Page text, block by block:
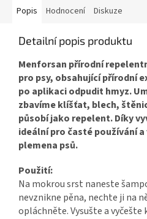
Popis Hodnocení Diskuze
Detailní popis produktu
Menforsan přírodní
pro psy, obsahující přírodní
po aplikaci odpudit hmyz.
zbavíme klíšťat, blech,
působí jako repelent. Díky
ideální pro časté používání
plemena psů.
Použití:
Na mokrou srst naneste
nevznikne pěna, nechte ji na
opláchněte. Vysušte a vyčešte